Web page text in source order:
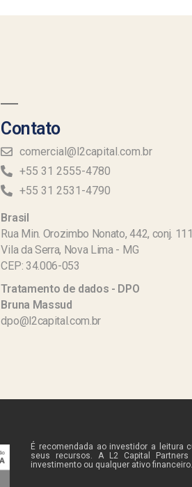
Contato
comercial@l2capital.com.br
+55 31 2555-4780
+55 31 2531-4790
Brasil
Rua Min. Orozimbo Nonato, 442, conj.
Vila da Serra, Nova Lima - MG
CEP: 34.006-053
Tratamento de dados - DPO
Bruna Massud
dpo@l2capital.com.br
É recomendada ao investidor a leitura
seus recursos. A L2 Capital
investimento ou qualquer ativo